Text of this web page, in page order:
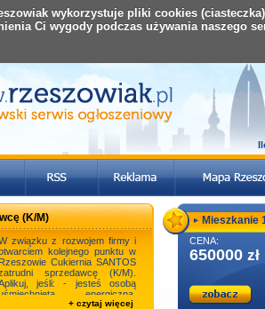
(K/M)
związku z rozwojem firmy i
kolejnego punktu w
Rzeszowie Cukiernia SANTOS
sprzedawcę (K/M).
jeśli: - jesteś osobą
energiczną,
+ czytaj więcej
Mieszkanie
CENA:
650000 zł
wykorzystuje pliki cookies
Ci wygody podczas używania naszego